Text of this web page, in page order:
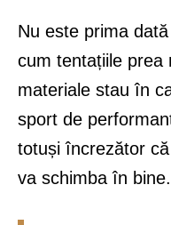
Nu este prima
cum tentațiile prea
materiale stau în
sport de
totuși încrezător
va schimba în bine.